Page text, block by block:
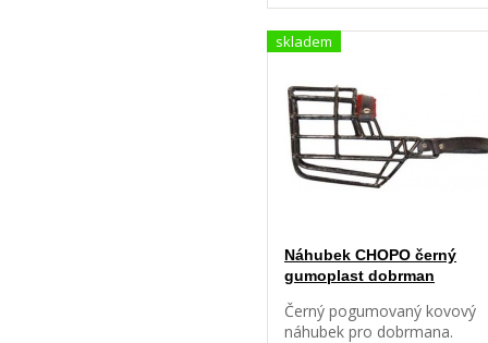
skladem
Náhubek CHOPO černý
gumoplast dobrman
Černý pogumovaný kovový
náhubek pro dobrmana.